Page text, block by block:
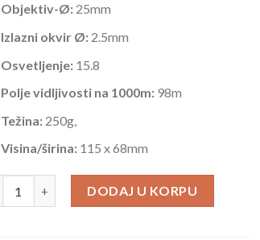
Objektiv-Ø:25mm
Izlazni okvir Ø:2.5mm
Osvetljenje:15.8
Polje vidljivosti na 1000m:98m
Težina:250g,
Visina/širina:115 x 68mm
DODAJ U KORPU